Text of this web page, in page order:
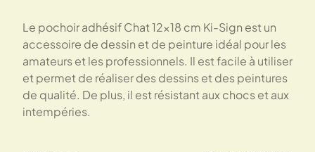
Le pochoir adhésif Chat 12x18 cm Ki-Sign est un
accessoire de dessin et de peinture idéal pour les
amateurs et les professionnels. Il est facile à utiliser
et permet de réaliser des dessins et des peintures
de qualité. De plus, il est résistant aux chocs et aux
intempéries.